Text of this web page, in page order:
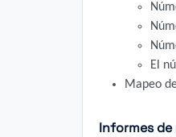
El
Mapeo
Informes